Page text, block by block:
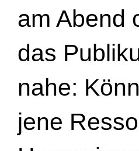
am Abend
das
nahe:
jene